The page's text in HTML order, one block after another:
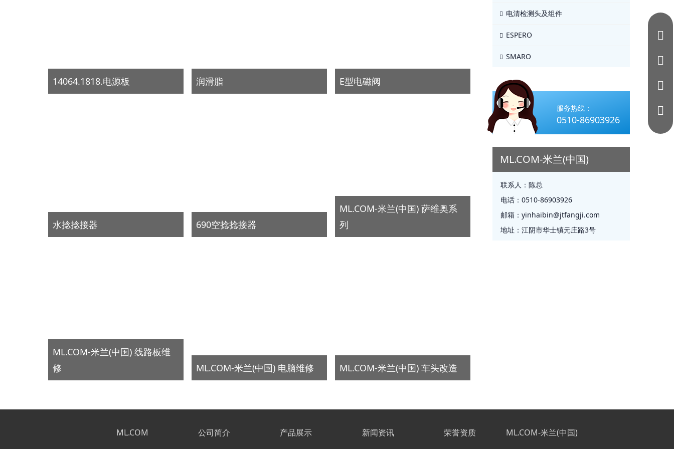
14064.1818.电源板 润滑脂 E型电磁阀
水捻捻接器 690空捻捻接器
ML.COM-米兰(中国) 萨维奥系
列
ML.COM-米兰(中国) 线路板维
修
ML.COM-米兰(中国) 电脑维修 ML.COM-米兰(中国) 车头改造
电清检测头及组件
ESPERO
SMARO
服务热线：
0510-86903926
ML.COM-米兰(中国)
联系人： 陈总
电话： 0510-86903926
邮箱： yinhaibin@jtfangji.com
地址： 江阴市华士镇元庄路3号
ML.COM 公司简介 产品展示 新闻资讯 荣誉资质 ML.COM-米兰(中国)